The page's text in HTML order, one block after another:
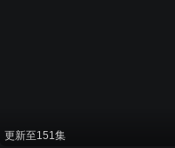
更新至151集